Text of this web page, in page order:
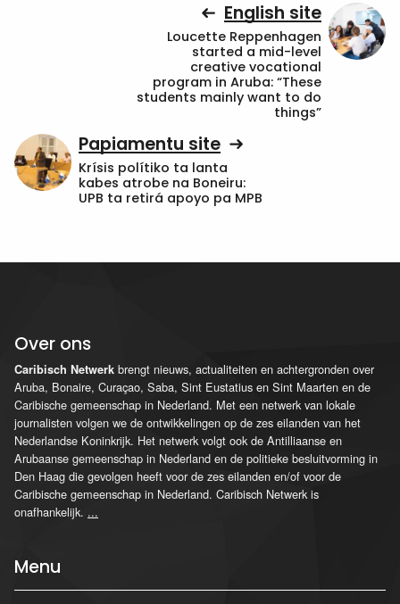
English site
Loucette Reppenhagen
started a mid-level
creative vocational
program in Aruba: “These
students mainly want to do
things”
Papiamentu site
Krísis polítiko ta lanta
kabes atrobe na Boneiru:
UPB ta retirá apoyo pa MPB
Over ons
Caribisch Netwerk brengt nieuws, actualiteiten en achtergronden over
Aruba, Bonaire, Curaçao, Saba, Sint Eustatius en Sint Maarten en de
Caribische gemeenschap in Nederland. Met een netwerk van lokale
journalisten volgen we de ontwikkelingen op de zes eilanden van het
Nederlandse Koninkrijk. Het netwerk volgt ook de Antilliaanse en
Arubaanse gemeenschap in Nederland en de politieke besluitvorming in
Den Haag die gevolgen heeft voor de zes eilanden en/of voor de
Caribische gemeenschap in Nederland. Caribisch Netwerk is
onafhankelijk. ...
Menu